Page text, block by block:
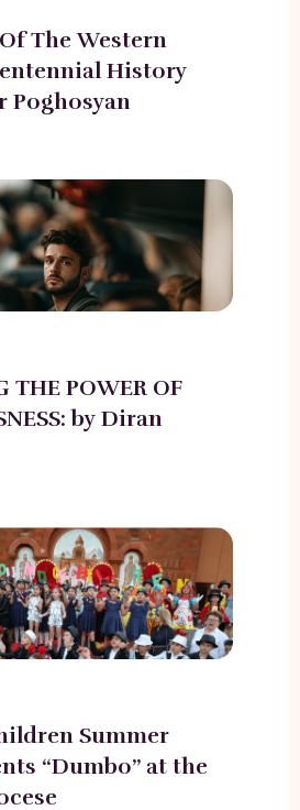
The Western
History
Poghosyan
THE POWER OF
by Diran
Summer
“Dumbo” at the